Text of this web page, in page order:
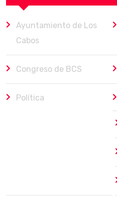
Ayuntamiento de Los
Cabos
Congreso de BCS
Política